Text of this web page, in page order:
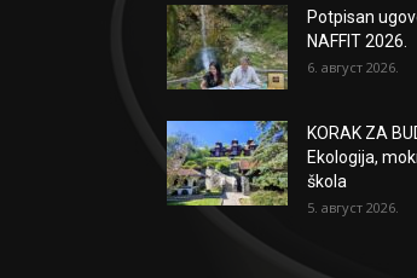
Potpisan
NAFFIT 2026.
6. август 2026.
KORAK ZA
Ekologija,
škola
5. август 2026.